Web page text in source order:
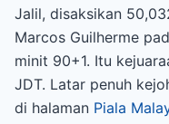
Jalil, disaksikan
Marcos Guilherme
minit 90+1. Itu
JDT. Latar penuh
di halaman Piala